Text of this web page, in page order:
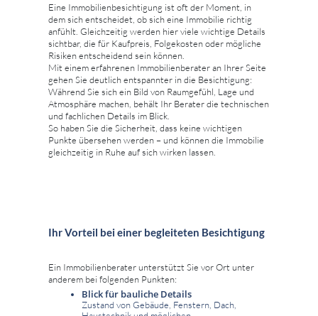
Eine Immobilienbesichtigung ist oft der Moment, in
dem sich entscheidet, ob sich eine Immobilie richtig
anfühlt. Gleichzeitig werden hier viele wichtige Details
sichtbar, die für Kaufpreis, Folgekosten oder mögliche
Risiken entscheidend sein können.
Mit einem erfahrenen Immobilienberater an Ihrer Seite
gehen Sie deutlich entspannter in die Besichtigung:
Während Sie sich ein Bild von Raumgefühl, Lage und
Atmosphäre machen, behält Ihr Berater die technischen
und fachlichen Details im Blick.
So haben Sie die Sicherheit, dass keine wichtigen
Punkte übersehen werden – und können die Immobilie
gleichzeitig in Ruhe auf sich wirken lassen.
Ihr Vorteil bei einer begleiteten Besichtigung
Ein Immobilienberater unterstützt Sie vor Ort unter
anderem bei folgenden Punkten:
Blick für bauliche Details
Zustand von Gebäude, Fenstern, Dach,